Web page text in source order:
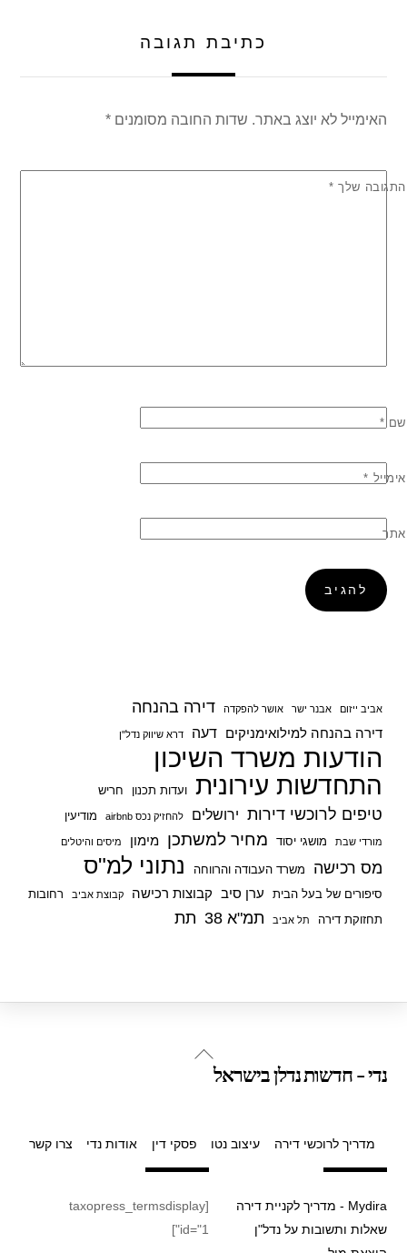
כתיבת תגובה
האימייל לא יוצג באתר. שדות החובה מסומנים*
התגובה שלך *
שם *
אימייל *
אתר
אביב ייזום אבנר ישר אושר להפקדה דירה בהנחה
דירה בהנחה למילואימניקים דעה דרא שיווק נדל"ן
הודעות משרד השיכון
התחדשות עירונית ועדות תכנון חריש
טיפים לרוכשי דירות ירושלים להחזיק נכס airbnb מודיעין
מורדי שבת מושגי יסוד מחיר למשתכן מימון מיסים והיטלים
מס רכישה משרד העבודה והרווחה נתוני למ"ס
סיפורים של בעל הבית ערן סיב קבוצות רכישה קבוצת אביב
רחובות
תחזוקת דירה
תל אביב תמ"א 38 תת
Back
נדי - חדשות נדלן בישראל
מדריך לרוכשי דירה עיצוב נטו פסקי דין אודות נדי צרו קשר
Mydira - מדריך לקניית דירה
שאלות ותשובות על נדל"ן
[taxopress_termsdisplay
id="1"]